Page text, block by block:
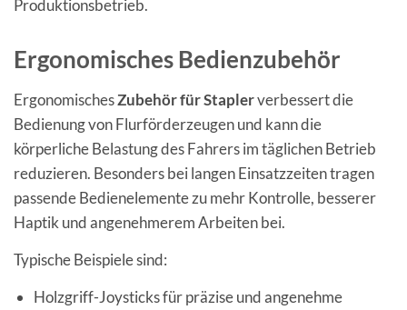
Produktionsbetrieb.
Ergonomisches Bedienzubehör
ErgonomischesZubehör für Staplerverbessert die
Bedienung von Flurförderzeugen und kann die
körperliche Belastung des Fahrers im täglichen Betrieb
reduzieren. Besonders bei langen Einsatzzeiten tragen
passende Bedienelemente zu mehr Kontrolle, besserer
Haptik und angenehmerem Arbeiten bei.
Typische Beispiele sind:
Holzgriff-Joysticks für präzise und angenehme